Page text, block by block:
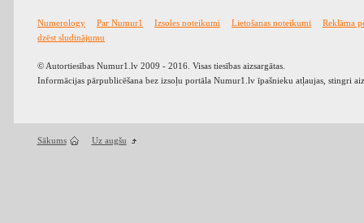
Numerology Par Numur1 Izsoles noteikumi Lietošanas noteikumi
Reklāma
dzēst sludinājumu
© Autortiesības Numur1.lv 2009 - 2016. Visas tiesības aizsargātas.
Informācijas pārpublicēšana bez izsoļu portāla Numur1.lv īpašnieku atļaujas, stingri
Sākums Uz augšu